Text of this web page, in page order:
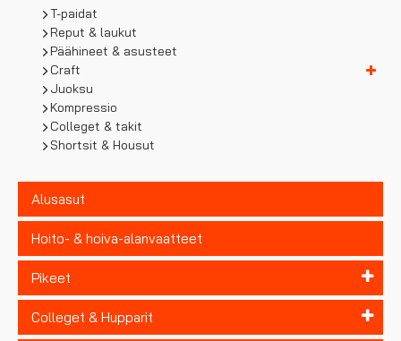
T-paidat
Reput & laukut
Päähineet & asusteet
Craft
Juoksu
Kompressio
Colleget & takit
Shortsit & Housut
Alusasut
Hoito- & hoiva-alanvaatteet
Pikeet
Colleget & Hupparit